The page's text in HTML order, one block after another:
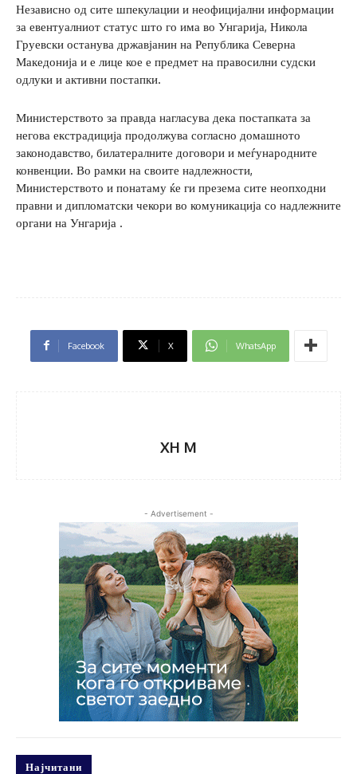
Независно од сите шпекулации и неофицијални информации
за евентуалниот статус што го има во Унгарија, Никола
Груевски останува државјанин на Република Северна
Македонија и е лице кое е предмет на правосилни судски
одлуки и активни постапки.
Министерството за правда нагласува дека постапката за
негова екстрадиција продолжува согласно домашното
законодавство, билатералните договори и меѓународните
конвенции. Во рамки на своите надлежности,
Министерството и понатаму ќе ги презема сите неопходни
правни и дипломатски чекори во комуникација со надлежните
органи на Унгарија .
Facebook X WhatsApp
XH M
- Advertisement -
Најчитани